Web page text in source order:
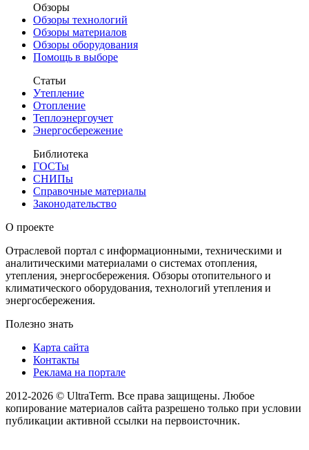
Обзоры
Обзоры технологий
Обзоры материалов
Обзоры оборудования
Помощь в выборе
Статьи
Утепление
Отопление
Теплоэнергоучет
Энергосбережение
Библиотека
ГОСТы
СНИПы
Справочные материалы
Законодательство
О проекте
Отраслевой портал с информационными, техническими и
аналитическими материалами о системах отопления,
утепления, энергосбережения. Обзоры отопительного и
климатического оборудования, технологий утепления и
энергосбережения.
Полезно знать
Карта сайта
Контакты
Реклама на портале
2012-2026 © UltraTerm. Все права защищены. Любое
копирование материалов сайта разрешено только при условии
публикации активной ссылки на первоисточник.